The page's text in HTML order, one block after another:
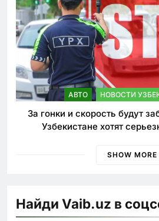
АВТО НОВОСТИ
За гонки и скорость будут
Узбекистане хотят
SHOW MORE
Найди Vaib.uz в